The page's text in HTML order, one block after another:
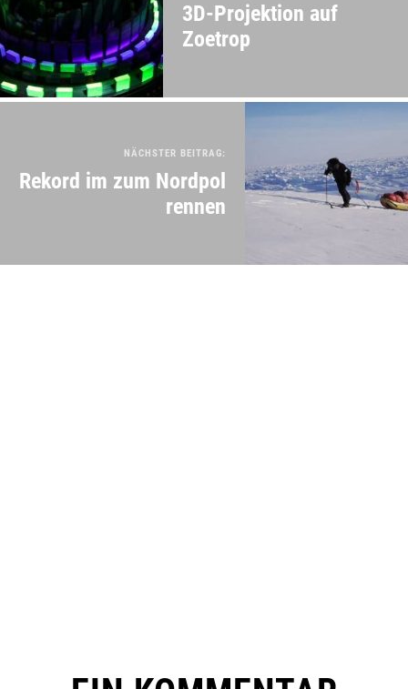
3D-Projektion auf
Zoetrop
NÄCHSTER BEITRAG:
Rekord im zum Nordpol
rennen